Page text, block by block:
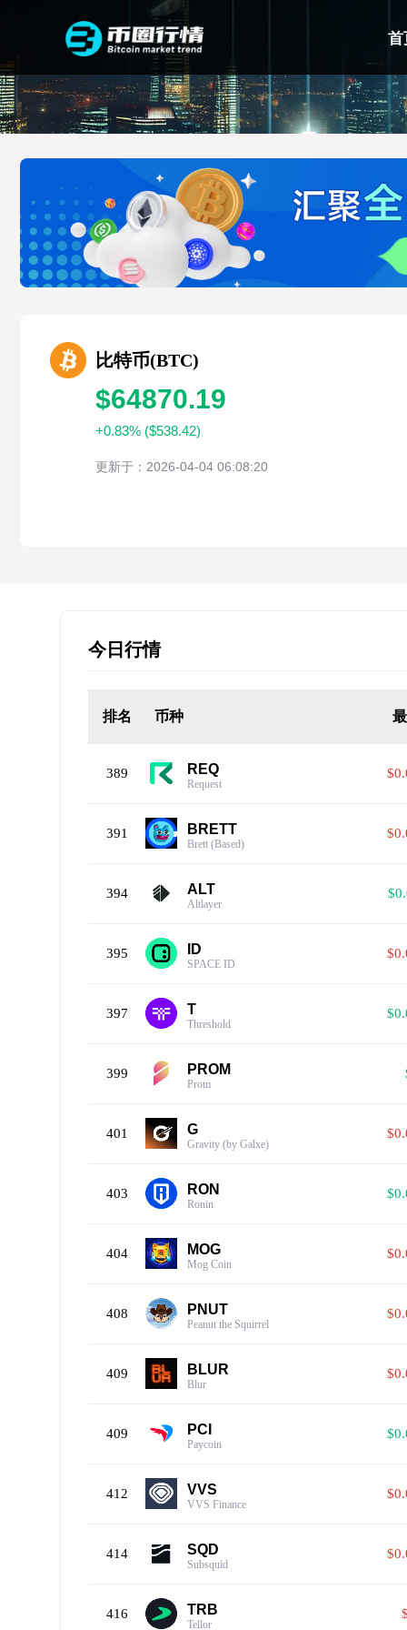
首
比特币(BTC)
$64870.19
+0.83% ($538.42)
更新于：2026-04-04 06:08:20
今日行情
排名 币种
389 REQ
Request
391 BRETT
Brett (Based)
394 ALT
Altlayer
395 ID
SPACE ID
397 T
Threshold
399 PROM
Prom
401 G
Gravity (by Galxe)
403 RON
Ronin
404 MOG
Mog Coin
408 PNUT
Peanut the Squirrel
409 BLUR
Blur
409 PCI
Paycoin
412 VVS
VVS Finance
414 SQD
Subsquid
416 TRB
Tellor